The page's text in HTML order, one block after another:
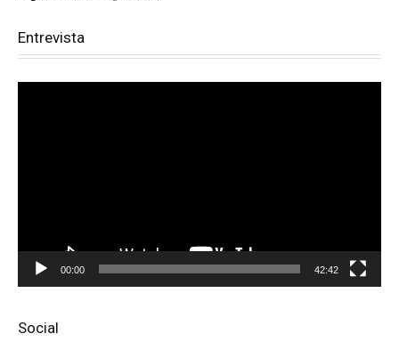
Entrevista
00:00 42:42
Social